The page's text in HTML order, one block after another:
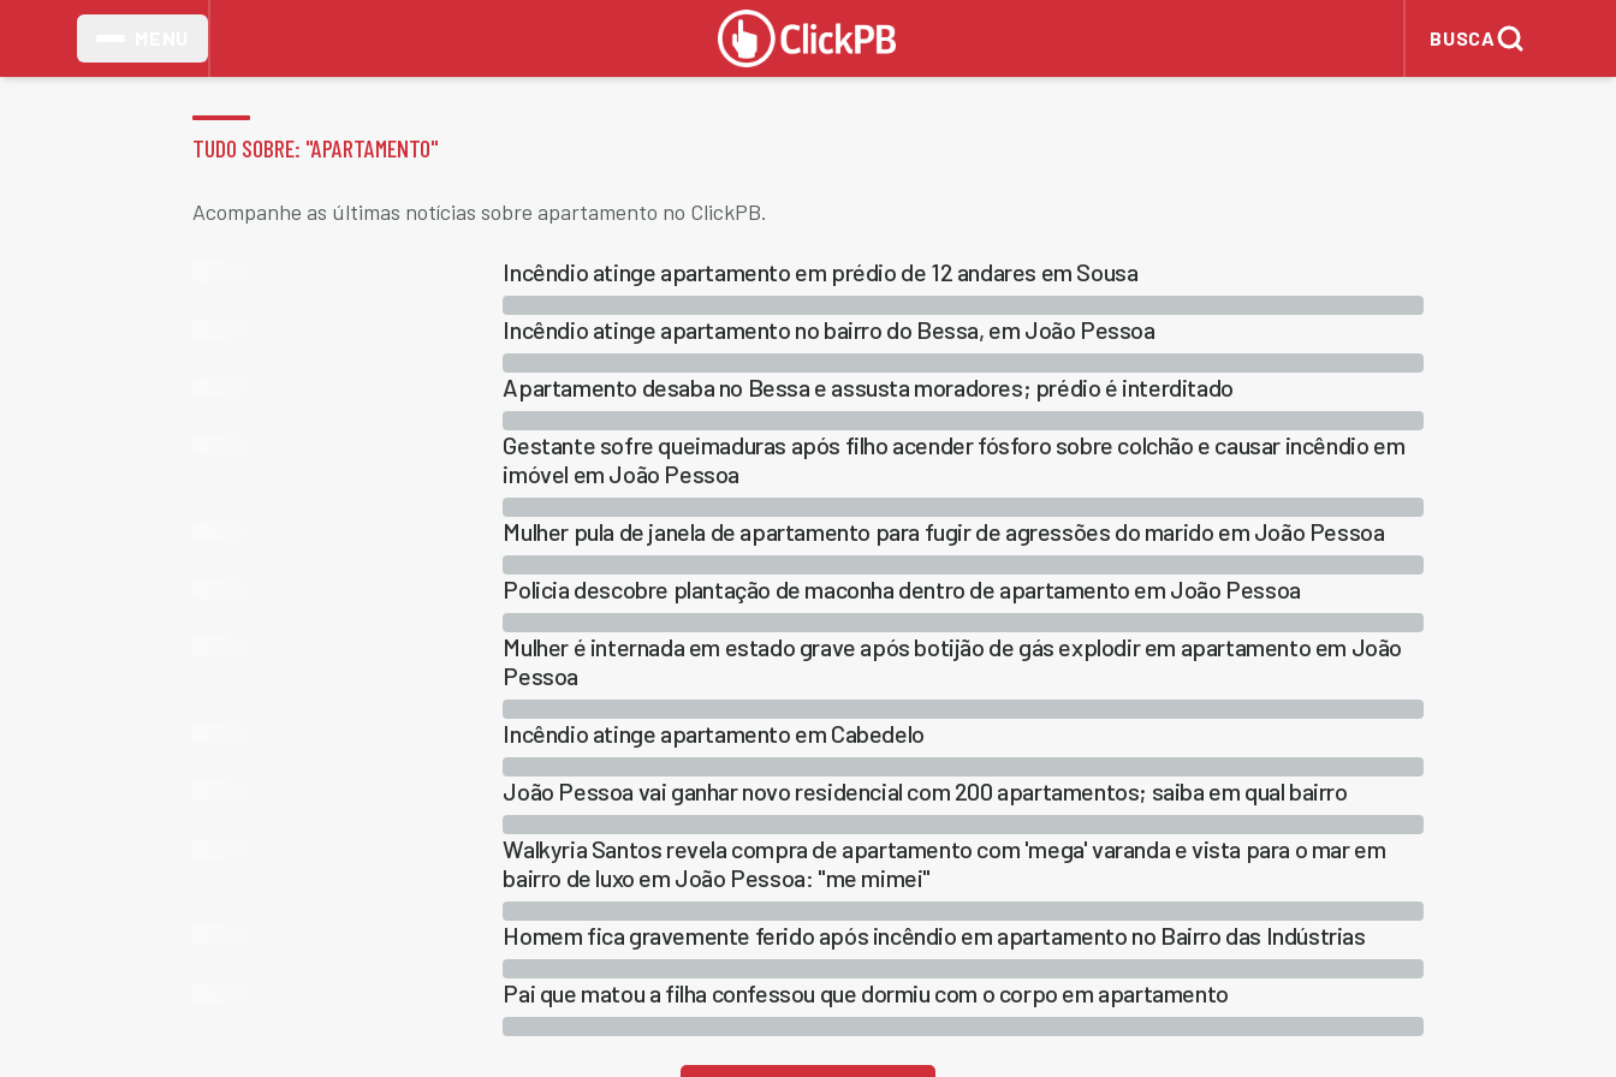
BUSCA
TUDO SOBRE: "APARTAMENTO"
Acompanhe as últimas notícias sobre apartamento no ClickPB.
Incêndio atinge apartamento em prédio de 12 andares em Sousa
Incêndio atinge apartamento no bairro do Bessa, em João Pessoa
Apartamento desaba no Bessa e assusta moradores; prédio é interditado
Gestante sofre queimaduras após filho acender fósforo sobre colchão e causar incêndio em
imóvel em João Pessoa
Mulher pula de janela de apartamento para fugir de agressões do marido em João Pessoa
Policia descobre plantação de maconha dentro de apartamento em João Pessoa
Mulher é internada em estado grave após botijão de gás explodir em apartamento em João
Pessoa
Incêndio atinge apartamento em Cabedelo
João Pessoa vai ganhar novo residencial com 200 apartamentos; saiba em qual bairro
Walkyria Santos revela compra de apartamento com 'mega' varanda e vista para o mar em
bairro de luxo em João Pessoa: "me mimei"
Homem fica gravemente ferido após incêndio em apartamento no Bairro das Indústrias
Pai que matou a filha confessou que dormiu com o corpo em apartamento